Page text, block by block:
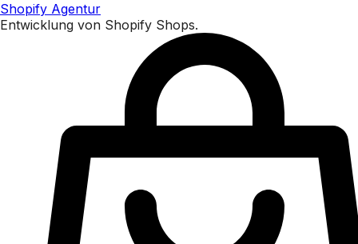
Shopify Agentur
Entwicklung von Shopify Shops.